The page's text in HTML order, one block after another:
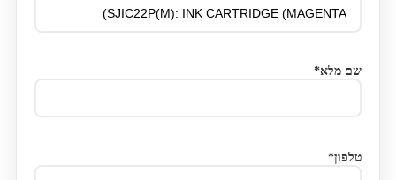
שם מלא*
טלפון*